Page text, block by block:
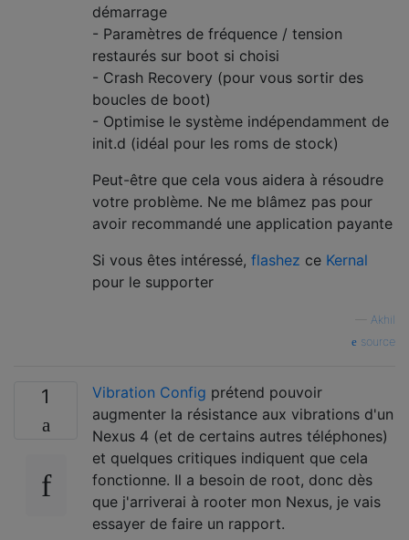
démarrage
- Paramètres de fréquence / tension
restaurés sur boot si choisi
- Crash Recovery (pour vous sortir des
boucles de boot)
- Optimise le système indépendamment de
init.d (idéal pour les roms de stock)
Peut-être que cela vous aidera à résoudre
votre problème. Ne me blâmez pas pour
avoir recommandé une application payante
Si vous êtes intéressé, flashez ce Kernal
pour le supporter
Akhil
source
1 Vibration Config prétend pouvoir
augmenter la résistance aux vibrations d'un
Nexus 4 (et de certains autres téléphones)
et quelques critiques indiquent que cela
fonctionne. Il a besoin de root, donc dès
que j'arriverai à rooter mon Nexus, je vais
essayer de faire un rapport.